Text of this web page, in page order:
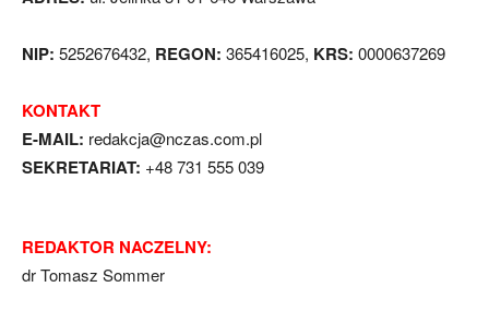
NIP: 5252676432, REGON: 365416025, KRS: 0000637269
KONTAKT
E-MAIL: redakcja@nczas.com.pl
SEKRETARIAT: +48 731 555 039
REDAKTOR NACZELNY:
dr Tomasz Sommer